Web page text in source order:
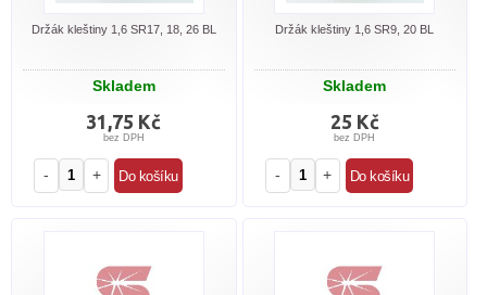
Držák kleštiny 1,6 SR17, 18, 26 BL
Skladem
31,75 Kč
bez DPH
- +
Držák kleštiny 1,6 SR9, 20 BL
Skladem
25 Kč
bez DPH
- +